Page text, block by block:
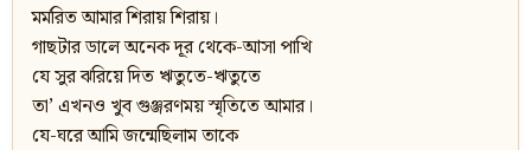
মর্মরিত আমার শিরায় শিরায়।
গাছটার ডালে অনেক দূর থেকে-আসা পাখি
যে সুর ঝরিয়ে দিত ঋতুতে-ঋতুতে
তা’ এখনও খুব গুঞ্জরণময় স্মৃতিতে আমার।
যে-ঘরে আমি জন্মেছিলাম তাকে